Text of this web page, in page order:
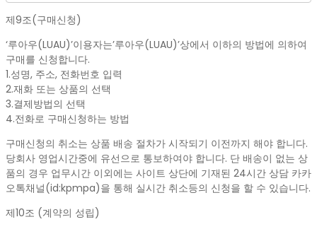
제9조(구매신청)
‘루아우(LUAU)’이용자는’루아우(LUAU)’상에서 이하의 방법에 의하여
구매를 신청합니다.
1.성명, 주소, 전화번호 입력
2.재화 또는 상품의 선택
3.결제방법의 선택
4.전화로 구매신청하는 방법
구매신청의 취소는 상품 배송 절차가 시작되기 이전까지 해야 합니다.
당회사 영업시간중에 유선으로 통보하여야 합니다. 단 배송이 없는 상
품의 경우 업무시간 이외에는 사이트 상단에 기재된 24시간 상담 카카
오톡채널(id:kpmpa)을 통해 실시간 취소등의 신청을 할 수 있습니다.
제10조 (계약의 성립)